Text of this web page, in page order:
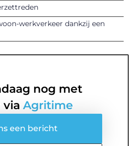
werkverkeer dankzij een
nog met
via Agritime
een bericht